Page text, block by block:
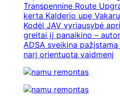
Transpennine Route
kerta Kalderio upę
Kodėl JAV vyriausybė
greitai jį panaikino –
ADSA sveikina
narį orientuotą vaidmenį